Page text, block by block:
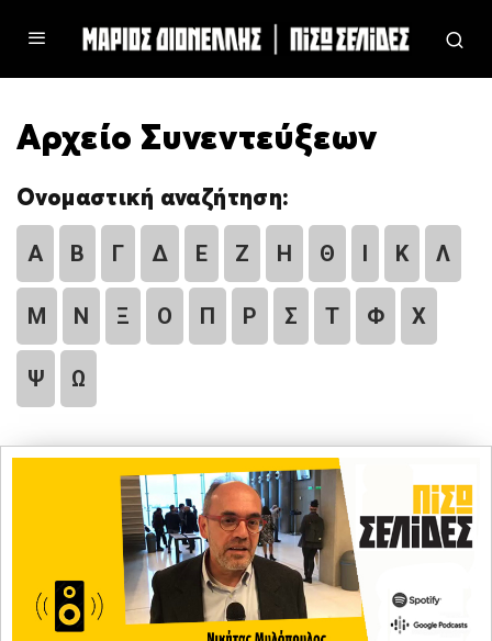
Αρχείο Συνεντεύξεων
Ονομαστική αναζήτηση:
Α Β Γ Δ Ε Ζ Η Θ Ι Κ Λ
Μ Ν Ξ Ο Π Ρ Σ Τ Φ Χ
Ψ Ω